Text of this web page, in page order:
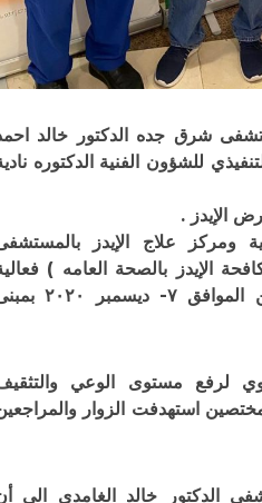
شرق جده الدكتور خالد احمد
للشؤون الفنية الدكتوره نادية
الإيدز .
علاج الإيدز بالمستشفى
الإيدز بالصحة العامه ) فعالية
اليوم العالمي للإيدز اليوم الإثنين الموافق ٧- ديسمبر ٢٠٢٠ بمبنى
لرفع مستوى الوعي والتثقيف
استهدفت الزوار والمراجعين
الدكتور خالد الغامدي الى أن